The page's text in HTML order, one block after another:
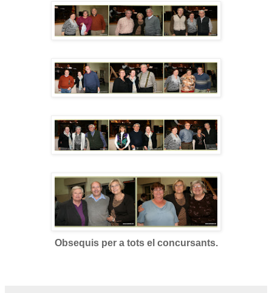
Obsequis per a tots el concursants.